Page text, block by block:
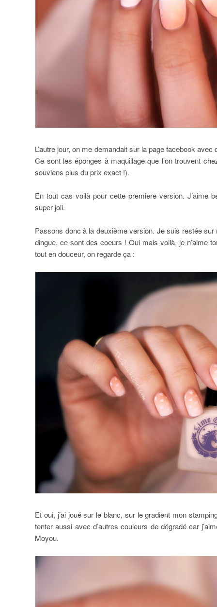
L’autre jour, on me demandait sur la page facebook
Ce sont les éponges à maquillage que l’on trouvent
souviens plus du prix exact !).
En tout cas voilà pour cette premiere version. J’aime
super joli.
Passons donc à la deuxième version. Je suis restée
dingue, ce sont des coeurs ! Oui mais voilà, je n’aime
tout en douceur, on regarde ça :
Et oui, j’ai joué sur le blanc, sur le gradient mon
tenter aussi avec d’autres couleurs de dégradé car
Moyou.